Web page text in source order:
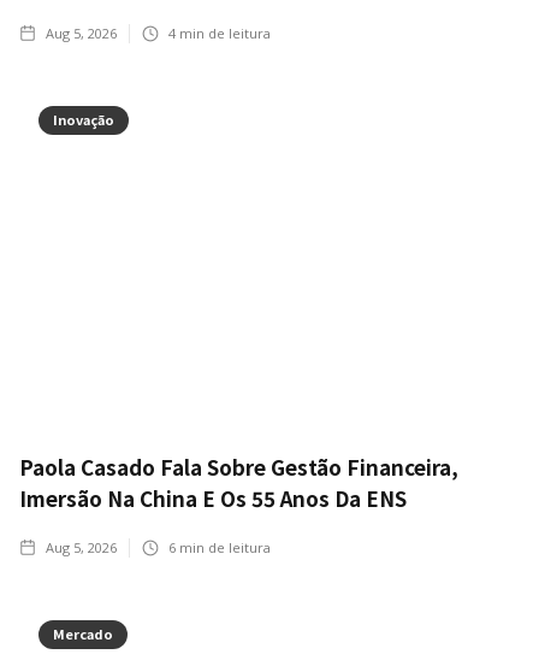
Aug 5, 2026 4 min de leitura
Inovação
Paola Casado Fala Sobre Gestão Financeira,
Imersão Na China E Os 55 Anos Da ENS
Aug 5, 2026 6 min de leitura
Mercado